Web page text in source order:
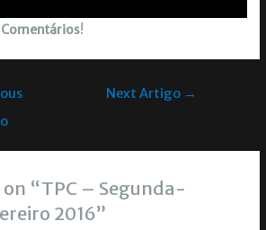
Comentários!
Next Artigo →
“TPC – Segunda-
2016”